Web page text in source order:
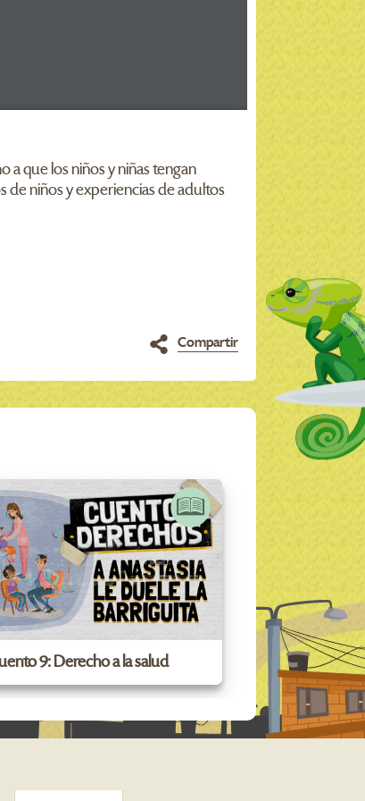
que los niños y niñas tengan
de niños y experiencias de adultos
Compartir
9: Derecho a la salud Cuento 4: